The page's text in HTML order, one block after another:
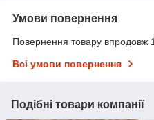
Умови повернення
Повернення товару впродовж
Всі умови повернення
Подібні товари компанії